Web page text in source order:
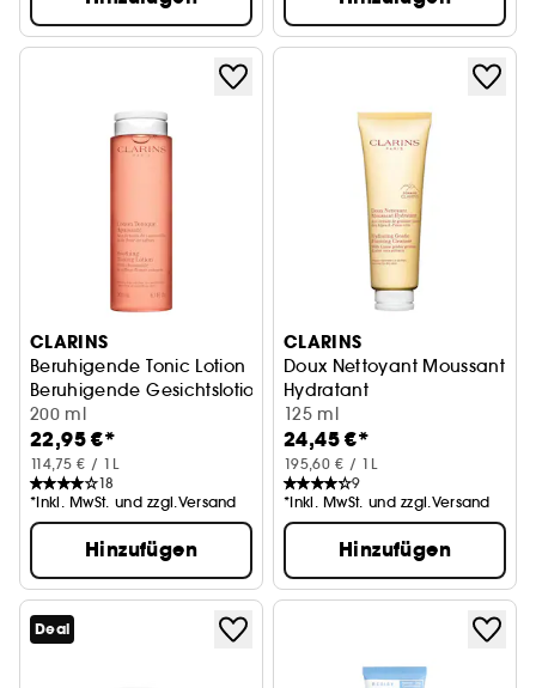
CLARINS
Beruhigende Tonic Lotion
Beruhigende Gesichtslotion
200 ml
22,95 €*
114,75 € / 1L
18
*Inkl. MwSt. und zzgl.Versand
Hinzufügen
CLARINS
Doux Nettoyant Moussant
Hydratant
Feuchtigkeit spendender
125 ml
24,45 €*
195,60 € / 1L
9
*Inkl. MwSt. und zzgl.Versand
Hinzufügen
Deal